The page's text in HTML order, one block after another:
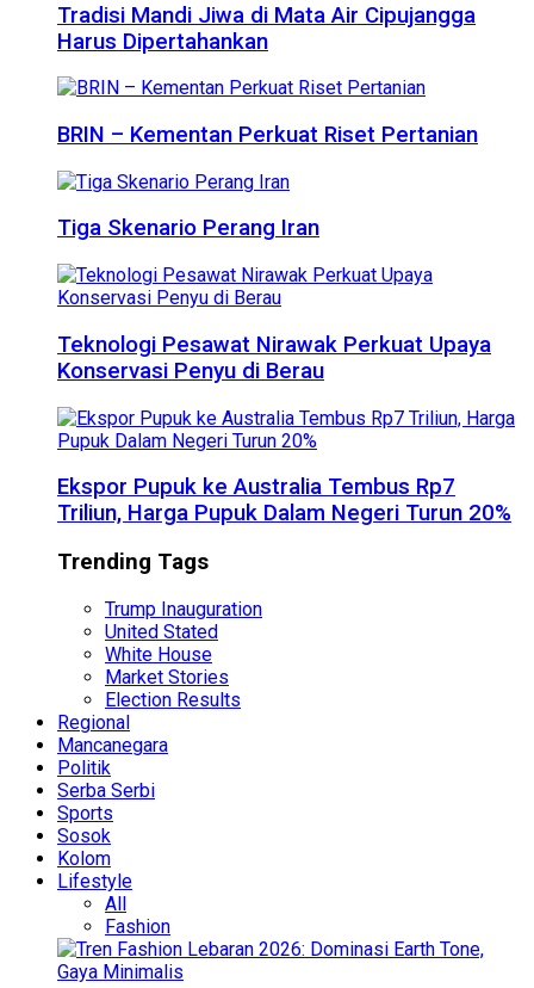
Tradisi Mandi Jiwa di Mata Air Cipujangga
Harus Dipertahankan
BRIN – Kementan Perkuat Riset Pertanian
Tiga Skenario Perang Iran
Teknologi Pesawat Nirawak Perkuat Upaya
Konservasi Penyu di Berau
Ekspor Pupuk ke Australia Tembus Rp7
Triliun, Harga Pupuk Dalam Negeri Turun 20%
Trending Tags
Trump Inauguration
United Stated
White House
Market Stories
Election Results
Regional
Mancanegara
Politik
Serba Serbi
Sports
Sosok
Kolom
Lifestyle
All
Fashion